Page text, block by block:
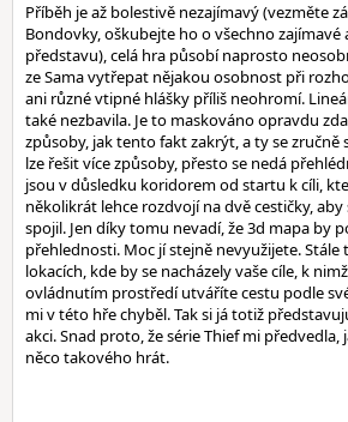
Příběh je až bolestivě nezajímavý (vezměte
Bondovky, oškubejte ho o všechno zajímavé
představu), celá hra působí naprosto
ze Sama vytřepat nějakou osobnost při
ani různé vtipné hlášky příliš neohromí.
také nezbavila. Je to maskováno opravdu
způsoby, jak tento fakt zakrýt, a ty se
lze řešit více způsoby, přesto se nedá
jsou v důsledku koridorem od startu k cíli,
několikrát lehce rozdvojí na dvě cestičky,
spojil. Jen díky tomu nevadí, že 3d mapa by
přehlednosti. Moc jí stejně nevyužijete. Stále
lokacích, kde by se nacházely vaše cíle, k
ovládnutím prostředí utváříte cestu podle
mi v této hře chyběl. Tak si já totiž
akci. Snad proto, že série Thief mi předvedla,
něco takového hrát.